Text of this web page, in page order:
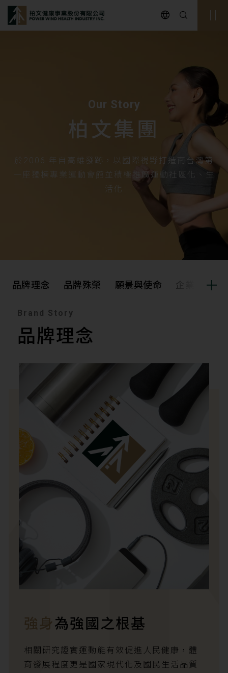
Our Story
柏文集團
於2006 年自高雄發跡，以國際視野打造南台灣第
一座獨棟專業運動會館並積極推廣運動社區化、生
活化
品牌理念 品牌殊榮 願景與使命 企業文化
品牌理念
Brand Story
品牌理念
強身為強國之根基
相關研究證實運動能有效促進人民健康，體
育發展程度更是國家現代化及國民生活品質